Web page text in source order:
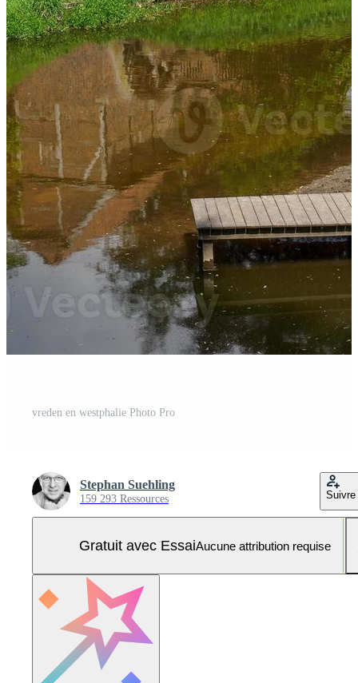
vreden en westphalie Photo Pro
Stephan Suehling
159 293 Ressources Suivre
Gratuit avec EssaiAucune attribution requise